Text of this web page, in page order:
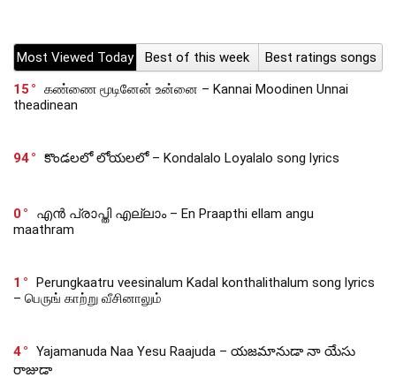
Most Viewed Today Best of this week
Best ratings songs
15
கண்ணை மூடினேன் உன்னை – Kannai Moodinen Unnai
theadinean
94 కొండలలో లోయలలో – Kondalalo Loyalalo song lyrics
0
എൻ പ്രാപ്തി എല്ലാം – En Praapthi ellam angu
maathram
1
Perungkaatru veesinalum Kadal konthalithalum song lyrics
– பெருங் காற்று வீசினாலும்
4
Yajamanuda Naa Yesu Raajuda – యజమానుడా నా యేసు
రాజుడా